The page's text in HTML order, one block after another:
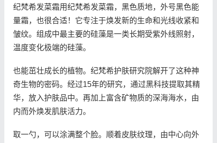
纪梵希发菜霜用纪梵希发菜霜，黑色质地，外号黑色能
量霜，也很合适！它专注于焕发新的生命和光线收紧和
皱纹。组成中最主要的硅藻是一类长期受紫外线照射，
温度变化极端的硅藻。
也能茁壮成长的植物。纪梵希护肤研究院解开了这种神
奇生物的密码。经过15年的研究，通过黑科技提取其精
华，放入护肤品中。再加上富含矿物质的深海海水，由
内而外焕发肌肤活力。
取一勺，可以涂满整个脸。顺着皮肤纹理，由中心向外